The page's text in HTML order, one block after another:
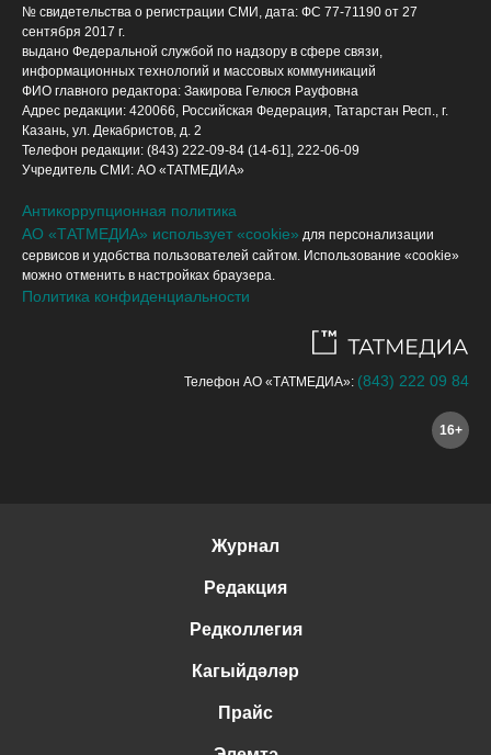
№ свидетельства о регистрации СМИ, дата: ФС 77-71190 от 27
сентября 2017 г.
выдано Федеральной службой по надзору в сфере связи,
информационных технологий и массовых коммуникаций
ФИО главного редактора: Закирова Гелюся Рауфовна
Адрес редакции: 420066, Российская Федерация, Татарстан Респ., г.
Казань, ул. Декабристов, д. 2
Телефон редакции: (843) 222-09-84 (14-61], 222-06-09
Учредитель СМИ: АО «ТАТМЕДИА»
Антикоррупционная политика
АО «ТАТМЕДИА» использует «cookie» для персонализации
сервисов и удобства пользователей сайтом. Использование «cookie»
можно отменить в настройках браузера.
Политика конфиденциальности
Телефон АО «ТАТМЕДИА»: (843) 222 09 84
16+
Журнал
Редакция
Редколлегия
Кагыйдәләр
Прайс